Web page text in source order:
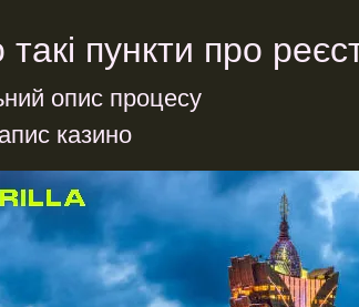
пункти про
опис процесу
казино